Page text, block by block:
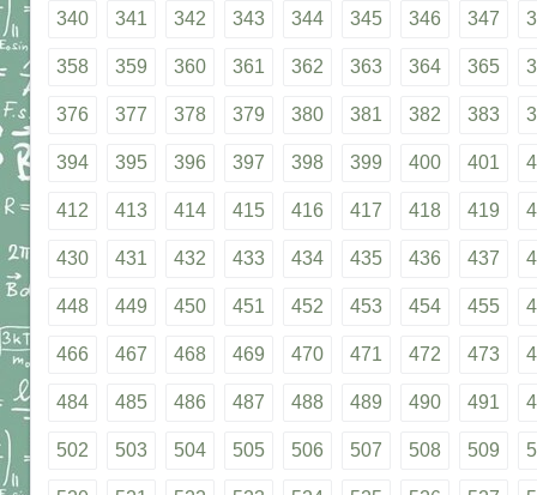
340 341 342 343 344 345 346 347
358 359 360 361 362 363 364 365
376 377 378 379 380 381 382 383
394 395 396 397 398 399 400 401
412 413 414 415 416 417 418 419
430 431 432 433 434 435 436 437
448 449 450 451 452 453 454 455
466 467 468 469 470 471 472 473
484 485 486 487 488 489 490 491
502 503 504 505 506 507 508 509